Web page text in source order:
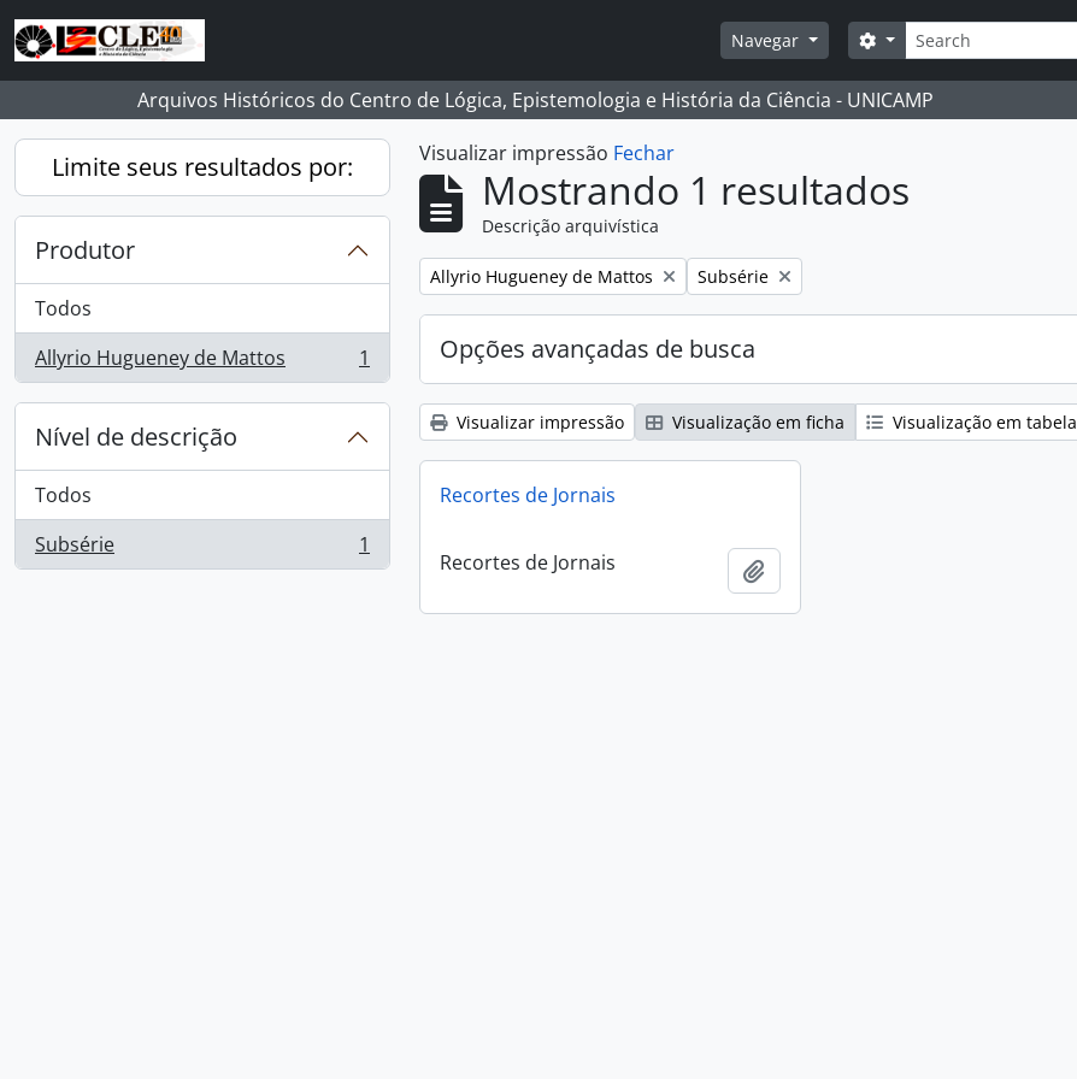
Skip to main content
Navegar
Buscar
Opções de busca
Arquivos Históricos do Centro de Lógica, Epistemologia e História da Ciência - UNICAMP
Limite seus resultados por:
Produtor
Todos
Allyrio Hugueney de Mattos
, 1 resultados 1
Nível de descrição
Todos
Subsérie
, 1 resultados 1
Visualizar impressão Fechar
Mostrando 1 resultados
Descrição arquivística
Remover filtro:
Allyrio Hugueney de Mattos Remover filtro:
Subsérie
Opções avançadas de busca
Visualizar impressão Visualização em ficha Visualização em tabela
Recortes de Jornais
Recortes de Jornais